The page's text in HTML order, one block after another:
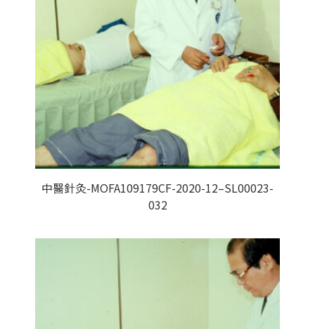
中醫針灸-MOFA109179CF-2020-12–SL00023-
032